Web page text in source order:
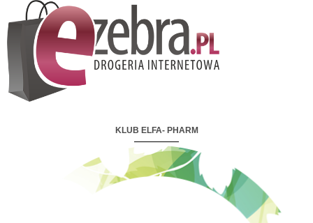
KLUB ELFA- PHARM